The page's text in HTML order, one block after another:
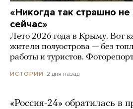
«Никогда так страшно
сейчас»
Лето 2026 года в Крыму. Вот
жители полуострова — без
работы и туристов.
ИСТОРИИ 2 дня назад
«Россия-24» обратилась в